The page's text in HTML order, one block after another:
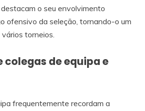
o seu envolvimento
ofensivo da seleção, tornando-o um
torneios.
colegas de equipa e
frequentemente recordam a